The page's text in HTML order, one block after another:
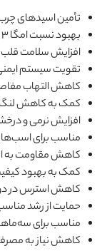
تأمین اسیدهای
بهبود نسبت امگا ۳ به امگا ۶ در جیره
افزایش سلامت
تقویت سیستم
کاهش التهاب
کمک به کاهش
افزایش نرمی و
مناسب برای
کاهش مقاومت به
کمک به بهبود
کاهش استرس در
حمایت از رشد
مناسب برای
کاهش نیاز به مصرف